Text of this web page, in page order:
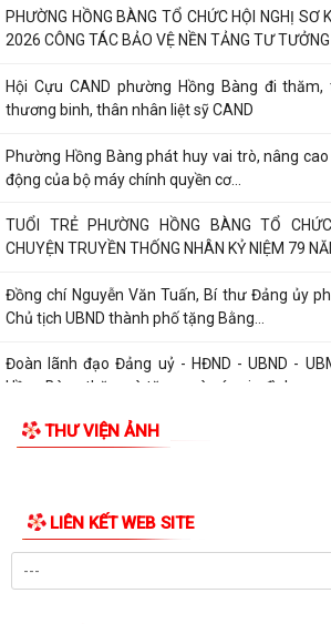
PHƯỜNG HỒNG BÀNG TỔ CHỨC HỘI NGHỊ SƠ
2026 CÔNG TÁC BẢO VỆ NỀN TẢNG TƯ TƯỞNG
Hội Cựu CAND phường Hồng Bàng đi
thương binh, thân nhân liệt sỹ CAND
Phường Hồng Bàng phát huy vai trò, nâng
động của bộ máy chính quyền cơ...
TUỔI TRẺ PHƯỜNG HỒNG BÀNG TỔ
CHUYỆN TRUYỀN THỐNG NHÂN KỶ NIỆM 79
Đồng chí Nguyễn Văn Tuấn, Bí thư Đảng ủy
Chủ tịch UBND thành phố tặng Bằng...
Đoàn lãnh đạo Đảng uỷ - HĐND - UBND -
Hồng Bàng thăm và tặng quà các gia đình...
PHƯỜNG HỒNG BÀNG PHỐI HỢP VỚI CÁC
CHÍNH SÁCH NHÂN KỶ NIỆM 79 NĂM NGÀY
Đoàn lãnh đạo Đảng uỷ - HĐND - UBND -
Hồng Bàng thăm và tặng quà các gia đình...
THƯ VIỆN ẢNH